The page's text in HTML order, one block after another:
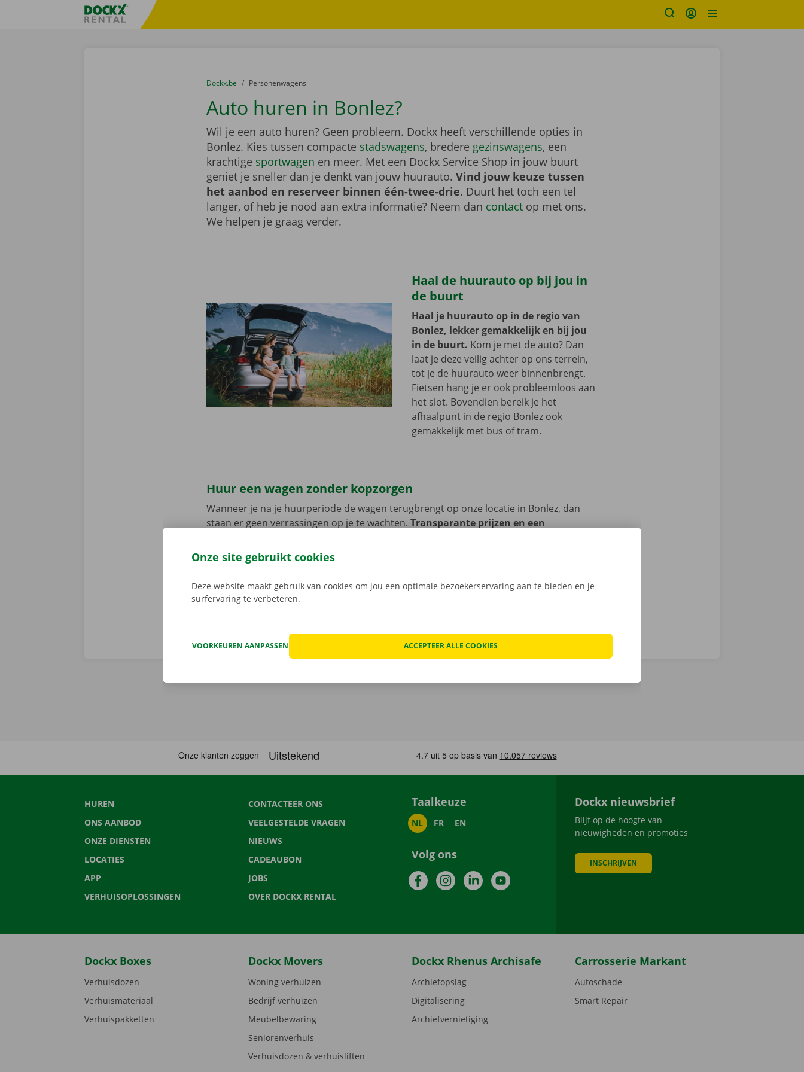
Taalselectie overslaanFratello DEMO
U bevindt zich hier:
van
Dockx.be naar
Personenwagens
Auto huren in Bonlez?
Wil je een auto huren? Geen probleem. Dockx heeft verschillende opties in
Bonlez. Kies tussen compacte stadswagens, bredere gezinswagens, een
krachtige sportwagen en meer. Met een Dockx Service Shop in jouw buurt
geniet je sneller dan je denkt van jouw huurauto. Vind jouw keuze tussen
het aanbod en reserveer binnen één-twee-drie. Duurt het toch een tel
langer, of heb je nood aan extra informatie? Neem dan contactop met ons.
We helpen je graag verder.
Haal de huurauto op bij jou in
de buurt
Haal je huurauto op in de regio van
Bonlez, lekker gemakkelijk en bij jou
in de buurt. Kom je met de auto? Dan
laat je deze veilig achter op ons terrein,
tot je de huurauto weer binnenbrengt.
Fietsen hang je er ook probleemloos aan
het slot. Bovendien bereik je het
afhaalpunt in de regio Bonlez ook
gemakkelijk met bus of tram.
Huur een wagen zonder kopzorgen
Wanneer je na je huurperiode de wagen terugbrengt op onze locatie in Bonlez, dan
staan er geen verrassingen op je te wachten. Transparante prijzen en een
voorhand samen de schade aan de auto. Je geniet bij technische problemen ook 24/7
van pechverhelping binnen heel Europa. Zo geraak je altijd veilig thuis.
HUREN
ONS AANBOD
ONZE DIENSTEN
LOCATIES
APP
VERHUISOPLOSSINGEN
CONTACTEER ONS
VEELGESTELDE VRAGEN
NIEUWS
CADEAUBON
JOBS
OVER DOCKX RENTAL
Taalkeuze
NL FR EN
Volg ons
FacebookInstagramLinkedInYouTube
Dockx nieuwsbrief
Blijf op de hoogte van
nieuwigheden en promoties
INSCHRIJVEN
Dockx Boxes
Verhuisdozen
Verhuismateriaal
Verhuispakketten
Dockx Movers
Woning verhuizen
Bedrijf verhuizen
Meubelbewaring
Seniorenverhuis
Verhuisdozen & verhuisliften
Dockx Rhenus Archisafe
Archiefopslag
Digitalisering
Archiefvernietiging
Carrosserie Markant
Autoschade
Smart Repair
Onze site gebruikt cookies
Deze website maakt gebruik van cookies om jou een optimale bezoekerservaring aan te bieden en je
surfervaring te verbeteren.
VOORKEUREN AANPASSEN ACCEPTEER ALLE COOKIES